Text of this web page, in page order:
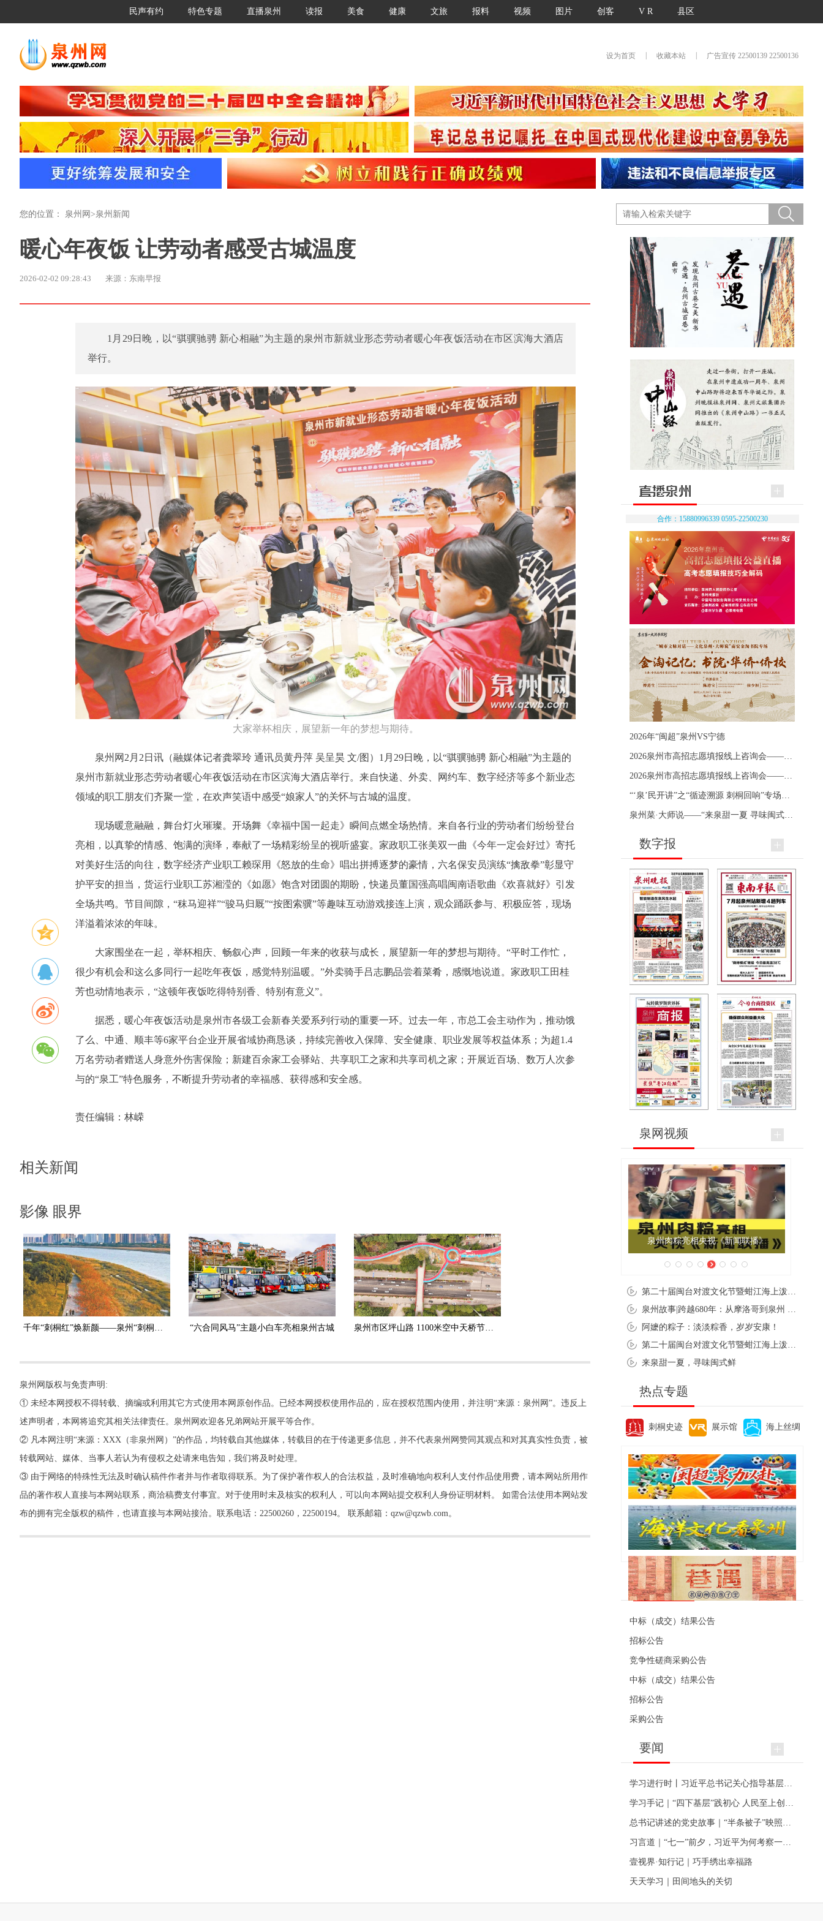
民声有约 特色专题 直播泉州 读报 美食 健康 文旅 报料 视频 图片 创客 V R 县区
设为首页 收藏本站 广告宣传 22500139 22500136
您的位置： 泉州网 >泉州新闻
暖心年夜饭 让劳动者感受古城温度
2026-02-02 09:28:43 来源：东南早报
1月29日晚，以“骐骥驰骋 新心相融”为主题的泉州市新就业形态劳动者暖心年夜饭活动在市区滨海大酒店
举行。
大家举杯相庆，展望新一年的梦想与期待。
泉州网2月2日讯（融媒体记者龚翠玲 通讯员黄丹萍 吴呈昊 文/图）1月29日晚，以“骐骥驰骋 新心相融”为主题的
泉州市新就业形态劳动者暖心年夜饭活动在市区滨海大酒店举行。来自快递、外卖、网约车、数字经济等多个新业态
领域的职工朋友们齐聚一堂，在欢声笑语中感受“娘家人”的关怀与古城的温度。
现场暖意融融，舞台灯火璀璨。开场舞《幸福中国一起走》瞬间点燃全场热情。来自各行业的劳动者们纷纷登台
亮相，以真挚的情感、饱满的演绎，奉献了一场精彩纷呈的视听盛宴。家政职工张美双一曲《今年一定会好过》寄托
对美好生活的向往，数字经济产业职工赖琛用《怒放的生命》唱出拼搏逐梦的豪情，六名保安员演练“擒敌拳”彰显守
护平安的担当，货运行业职工苏湘滢的《如愿》饱含对团圆的期盼，快递员董国强高唱闽南语歌曲《欢喜就好》引发
全场共鸣。节目间隙，“秣马迎祥”“骏马归厩”“按图索骥”等趣味互动游戏接连上演，观众踊跃参与、积极应答，现场
洋溢着浓浓的年味。
大家围坐在一起，举杯相庆、畅叙心声，回顾一年来的收获与成长，展望新一年的梦想与期待。“平时工作忙，
很少有机会和这么多同行一起吃年夜饭，感觉特别温暖。”外卖骑手吕志鹏品尝着菜肴，感慨地说道。家政职工田桂
芳也动情地表示，“这顿年夜饭吃得特别香、特别有意义”。
据悉，暖心年夜饭活动是泉州市各级工会新春关爱系列行动的重要一环。过去一年，市总工会主动作为，推动饿
了么、中通、顺丰等6家平台企业开展省域协商恳谈，持续完善收入保障、安全健康、职业发展等权益体系；为超1.4
万名劳动者赠送人身意外伤害保险；新建百余家工会驿站、共享职工之家和共享司机之家；开展近百场、数万人次参
与的“泉工”特色服务，不断提升劳动者的幸福感、获得感和安全感。
责任编辑： 林嵘
相关新闻
影像 眼界
千年“刺桐红”焕新颜——泉州“刺桐催花技术研究与应用”项目通过验收 “六合同风马”主题小白车亮相泉州古城 泉州市区坪山路 1100米空中天桥节前有望开通
泉州网版权与免责声明:
① 未经本网授权不得转载、摘编或利用其它方式使用本网原创作品。已经本网授权使用作品的，应在授权范围内使用，并注明“来源：泉州网”。违反上
述声明者，本网将追究其相关法律责任。泉州网欢迎各兄弟网站开展平等合作。
② 凡本网注明“来源：XXX（非泉州网）”的作品，均转载自其他媒体，转载目的在于传递更多信息，并不代表泉州网赞同其观点和对其真实性负责，被
转载网站、媒体、当事人若认为有侵权之处请来电告知，我们将及时处理。
③ 由于网络的特殊性无法及时确认稿件作者并与作者取得联系。为了保护著作权人的合法权益，及时准确地向权利人支付作品使用费，请本网站所用作
品的著作权人直接与本网站联系，商洽稿费支付事宜。对于使用时未及核实的权利人，可以向本网站提交权利人身份证明材料。 如需合法使用本网站发
布的拥有完全版权的稿件，也请直接与本网站接洽。联系电话：22500260，22500194。 联系邮箱：qzw@qzwb.com。
合作：15880996339 0595-22500230
2026年“闽超”泉州VS宁德
数字报
泉网视频
泉州肉粽亮相央视《新闻联播》
阿嬷的粽子：淡淡粽香，岁岁安康！
来泉甜一夏，寻味闽式鲜
热点专题
刺桐史迹 展示馆 海上丝绸
便民资讯
中标（成交）结果公告
招标公告
竞争性磋商采购公告
中标（成交）结果公告
招标公告
采购公告
要闻
壹视界·知行记｜巧手绣出幸福路
天天学习｜田间地头的关切